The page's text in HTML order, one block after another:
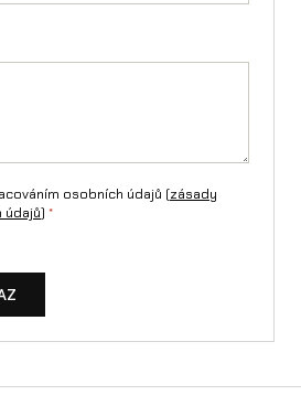
osobních údajů (zásady
údajů) *